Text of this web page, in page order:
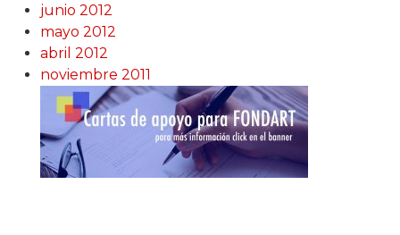
junio 2012
mayo 2012
abril 2012
noviembre 2011